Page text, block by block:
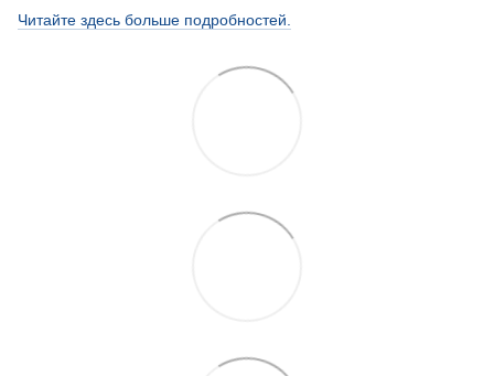
Читайте здесь больше подробностей.